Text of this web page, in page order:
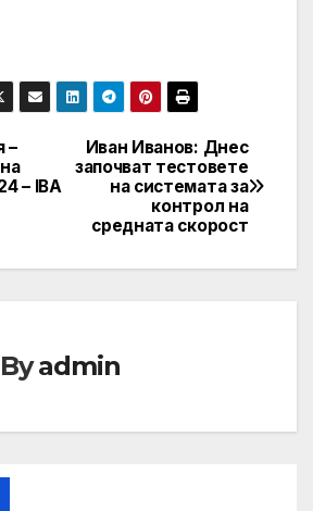
Иван Иванов: Днес
започват тестовете
на системата за
контрол на
средната скорост
–
– IBA
Byadmin